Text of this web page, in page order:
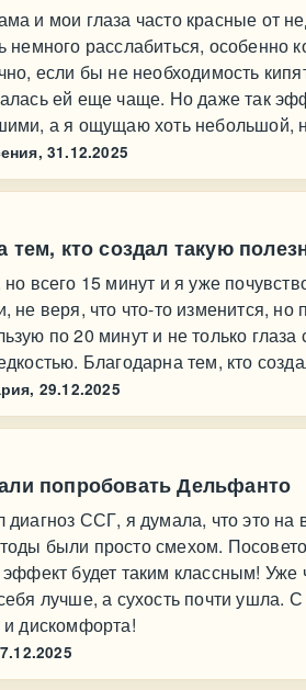
и мои глаза часто красные от
немного расслабиться, особенно
если бы не необходимость
ей еще чаще. Но даже так
а я ощущаю хоть небольшой,
31.12.2025
тем, кто создал такую
всего 15 минут и я уже
не веря, что что-то изменится,
по 20 минут и не только
Благодарна тем, кто
29.12.2025
попробовать Дельфанто
диагноз ССГ, я думала, что это
были просто смехом.
будет таким классным! Уже
лучше, а сухость почти ушла.
дискомфорта!